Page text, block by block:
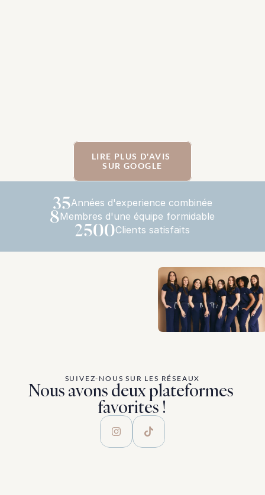
LIRE PLUS D'AVIS
SUR GOOGLE
35Années d'experience combinée
8Membres d'une équipe formidable
2500Clients satisfaits
SUIVEZ-NOUS SUR LES RÉSEAUX
Nous avons deux plateformes
favorites !